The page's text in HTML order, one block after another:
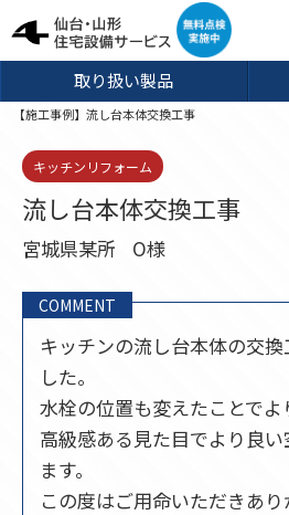
取り扱い製品
【施工事例】流し台本体交換工事
キッチンリフォーム
流し台本体交換工事
宮城県某所 O様
COMMENT
キッチンの流し台本体の交
した。
水栓の位置も変えたことでよ
高級感ある見た目でより良
ます。
この度はご用命いただきあ